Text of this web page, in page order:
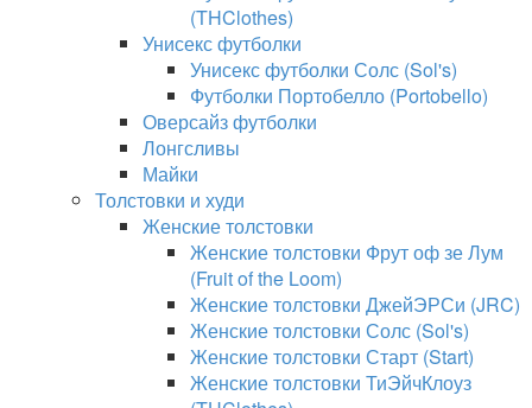
(THClothes)
Унисекс футболки
Унисекс футболки Солс (Sol's)
Футболки Портобелло (Portobello)
Оверсайз футболки
Лонгсливы
Майки
Толстовки и худи
Женские толстовки
Женские толстовки Фрут оф зе Лум
(Fruit of the Loom)
Женские толстовки ДжейЭРСи (JRC)
Женские толстовки Солс (Sol's)
Женские толстовки Старт (Start)
Женские толстовки ТиЭйчКлоуз